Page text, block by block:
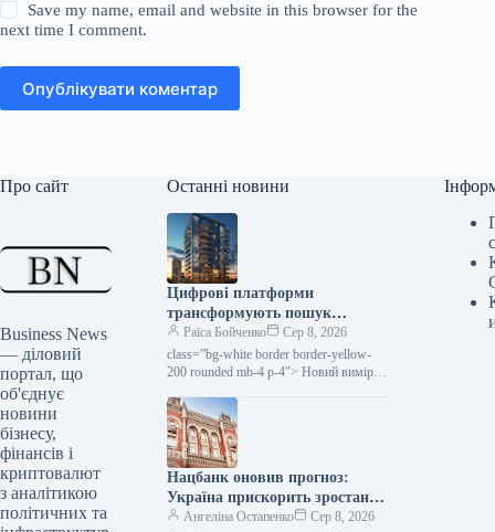
Save my name, email and website in this browser for the
next time I comment.
Опублікувати коментар
Про сайт
Business News
— діловий
портал, що
об'єднує
новини
бізнесу,
фінансів і
криптовалют
з аналітикою
політичних та
Останні новини
Цифрові платформи
трансформують пошук
новобудов: як це працює в
Україні
Раїса Бойченко
Сер 8, 2026
class=”bg-white border border-yellow-
200 rounded mb-4 p-4″> Новий вимір
зручності Раніше пошук квартири в
новобудові…
Нацбанк оновив прогноз:
Україна прискорить зростання
ВВП до 2,1% та 4,2% у ІІІ та
Ангеліна Остапенко
Сер 8, 2026